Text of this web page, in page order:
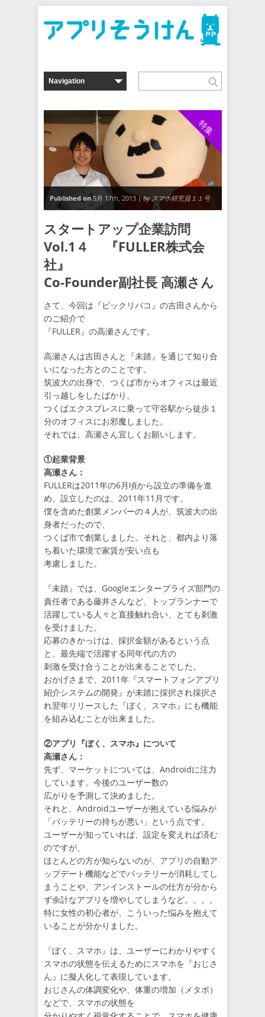
特集
Published on5月 17th, 2013 |by スマホ研究員１１号
スタートアップ企業訪問
Vol.1４ 『FULLER株式会
社』
Co-Founder副社長 高瀬さん
さて、今回は『ビックリバコ』の吉田さんから
のご紹介で
『FULLER』の高瀬さんです。
高瀬さんは吉田さんと『未踏』を通じて知り合
いになった方とのことです。
筑波大の出身で、つくば市からオフィスは最近
引っ越しをしたばかり。
つくばエクスプレスに乗って守谷駅から徒歩１
分のオフィスにお邪魔しました。
それでは、高瀬さん宜しくお願いします。
①起業背景
高瀬さん：
FULLERは2011年の6月頃から設立の準備を進
め、設立したのは、2011年11月です。
僕を含めた創業メンバーの４人が、筑波大の出
身者だったので、
つくば市で創業しました。それと、都内より落
ち着いた環境で家賃が安い点も
考慮しました。
『未踏』では、Googleエンタープライズ部門の
責任者である藤井さんなど、トップランナーで
活躍している人々と直接触れ合い、とても刺激
を受けました。
応募のきかっけは、採択金額があるという点
と、最先端で活躍する同年代の方の
刺激を受け合うことが出来ることでした。
おかげさまで、2011年『スマートフォンアプリ
紹介システムの開発』が未踏に採択され採択さ
れ翌年リリースした『ぼく、スマホ』にも機能
を組み込むことが出来ました。
②アプリ『ぼく、スマホ』について
高瀬さん：
先ず、マーケットについては、Androidに注力
しています。今後のユーザー数の
広がりを予測して決めました。
それと、Androidユーザーが抱えている悩みが
「バッテリーの持ちが悪い」という点です。
ユーザーが知っていれば、設定を変えれば済む
のですが、
ほとんどの方が知らないのが、アプリの自動ア
ップデート機能などでバッテリーが消耗してし
まうことや、アンインストールの仕方が分から
ず余計なアプリを増やしてしまうなど。。。。
特に女性の初心者が、こういった悩みを抱えて
いることが分かりました。
『ぼく、スマホ』は、ユーザーにわかりやすく
スマホの状態を伝えるためにスマホを『おじさ
ん』に擬人化して表現しています。
おじさんの体調変化や、体重の増加（メタボ）
などで、スマホの状態を